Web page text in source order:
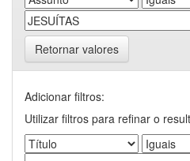
Retornar valores
Adicionar filtros:
Utilizar filtros para refinar o